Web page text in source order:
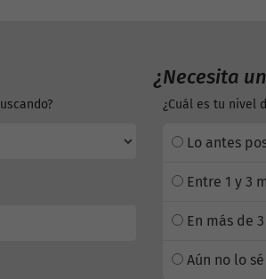
¿Necesita
¿Cuál es tu nivel
Lo antes
Entre 1 y 3
En más de
Aún no lo sé